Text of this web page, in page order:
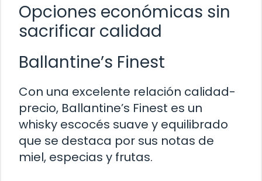
Opciones económicas sin
sacrificar calidad
Ballantine’s Finest
Con una excelente relación calidad-
precio, Ballantine’s Finest es un
whisky escocés suave y equilibrado
que se destaca por sus notas de
miel, especias y frutas.